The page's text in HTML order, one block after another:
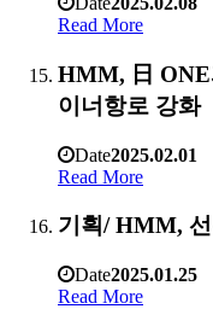
Read More
HMM, 日 ONE
이너항로 강화
Date2025.02.01
Read More
기획/ HMM,
Date2025.01.25
Read More